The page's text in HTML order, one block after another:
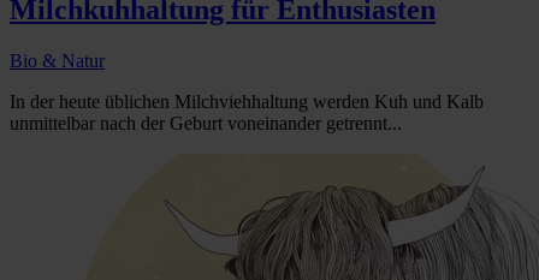
Milchkuhhaltung für Enthusiasten
Bio & Natur
In der heute üblichen Milchviehhaltung werden Kuh und Kalb
unmittelbar nach der Geburt voneinander getrennt...